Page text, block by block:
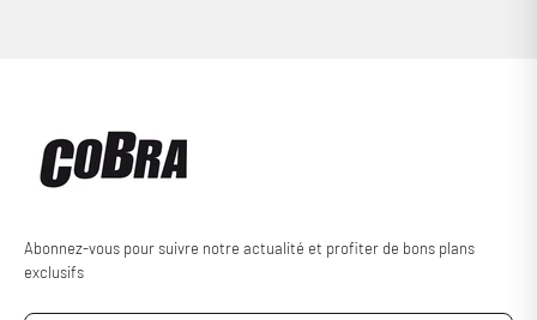
Abonnez-vous pour suivre notre actualité et profiter de bons plans
exclusifs